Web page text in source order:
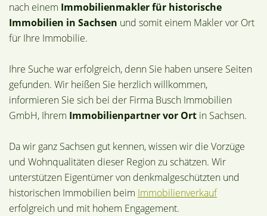
nach einem Immobilienmakler für historische
Immobilien in Sachsen und somit einem Makler vor Ort
für Ihre Immobilie.
Ihre Suche war erfolgreich, denn Sie haben unsere Seiten
gefunden. Wir heißen Sie herzlich willkommen,
informieren Sie sich bei der Firma Busch Immobilien
GmbH, Ihrem Immobilienpartner vor Ort in Sachsen.
Da wir ganz Sachsen gut kennen, wissen wir die Vorzüge
und Wohnqualitäten dieser Region zu schätzen. Wir
unterstützen Eigentümer von denkmalgeschützten und
historischen Immobilien beim Immobilienverkauf
erfolgreich und mit hohem Engagement.